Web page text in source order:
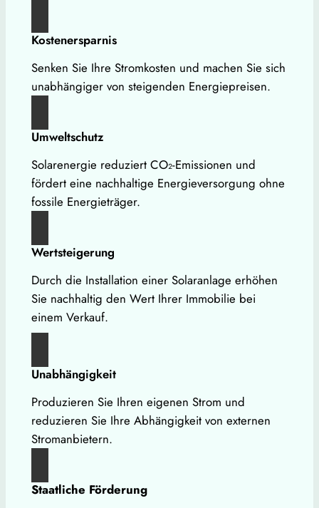
Kostenersparnis
Senken Sie Ihre Stromkosten und machen Sie sich
unabhängiger von steigenden Energiepreisen.
Umweltschutz
Solarenergie reduziert CO₂-Emissionen und
fördert eine nachhaltige Energieversorgung ohne
fossile Energieträger.
Wertsteigerung
Durch die Installation einer Solaranlage erhöhen
Sie nachhaltig den Wert Ihrer Immobilie bei
einem Verkauf.
Unabhängigkeit
Produzieren Sie Ihren eigenen Strom und
reduzieren Sie Ihre Abhängigkeit von externen
Stromanbietern.
Staatliche Förderung